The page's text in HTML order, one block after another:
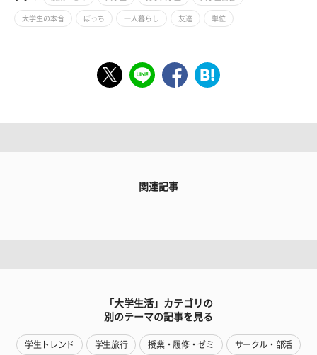
大学生の本音 ぼっち 一人暮らし 友達 単位
関連記事
「大学生活」カテゴリの
別のテーマの記事を見る
学生トレンド 学生旅行 授業・履修・ゼミ サークル・部活